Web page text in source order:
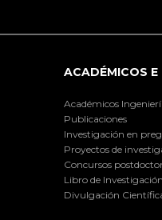
ACADÉMICOS E
Académicos
Publicaciones
Investigación en
Proyectos de
Concursos
Libro de Investigación
Divulgación